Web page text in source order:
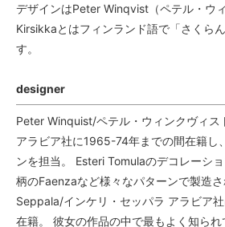
デザインはPeter Winqvist（ペテル・ウ
Kirsikkaとはフィンランド語で「さくら
す。
designer
Peter Winquist/ペテル・ウィンクヴィス
アラビア社に1965-74年までの間在籍し
ンを担当。 Esteri Tomulaのデコレーシ
柄のFaenzaなど様々なパターンで製造
Seppala/インケリ・セッパラ アラビア
在籍。 彼女の作品の中で最もよく知ら